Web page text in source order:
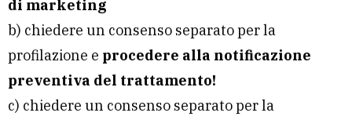
di marketing
b) chiedere un consenso separato per la
profilazione e procedere alla notificazione
preventiva del trattamento!
c) chiedere un consenso separato per la